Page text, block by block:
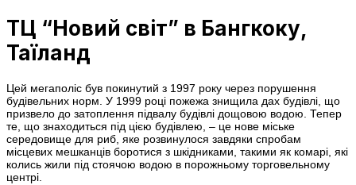
ТЦ “Новий світ” в Бангкоку,
Таїланд
Цей мегаполіс був покинутий з 1997 року через порушення
будівельних норм. У 1999 році пожежа знищила дах будівлі, що
призвело до затоплення підвалу будівлі дощовою водою. Тепер
те, що знаходиться під цією будівлею, – це нове міське
середовище для риб, яке розвинулося завдяки спробам
місцевих мешканців боротися з шкідниками, такими як комарі, які
колись жили під стоячою водою в порожньому торговельному
центрі.